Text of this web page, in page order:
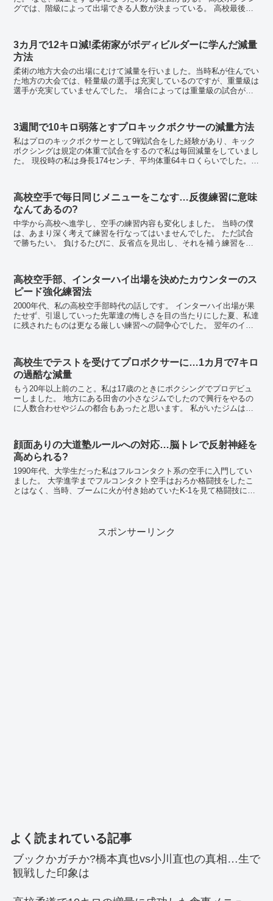
グでは、階級によって出場できる人数が決まっている。 高校最後の
3カ月で12キロ減!柔術家がボディビルダーに学んだ減量
方法
柔術の地方大会の出場にむけて減量を行いました。当時私が住んでい
た地方の大会では、軽量級の選手は充実しているのですが、重量級は
選手が充実していませんでした。 場合によっては重量級の試合が無
3週間で10キロ弱落とすプロキックボクサーの減量方法
私はプロのキックボクサーとして9戦試合をした経験があり、キック
ボクシングは規定の体重で試合をするので私は毎回減量をしていまし
た。 現役時の私は身長174センチ、平均体重64キロくらいでした。昔
高校空手で毎日同じメニューをこなす…反復練習に意味
なんてあるの?
中学から高校へ進学し、空手の練習内容も変化しました。 当時の僕
は、あまり深く考えて練習を行なってはいませんでした。 ただ試合
で勝ちたい。 負けるたびに、反省点を見出し、それを補う練習をす
高校空手部、インターハイ出場を決めたカウンターのス
ピード強化練習法
2000年代、私の高校空手部時代の話しです。 インターハイ出場が果
たせず、引退していった先輩達の悔しさを目の当たりにした夏、私達
に残されたものは更なる厳しい練習への闘争心でした。 翌年のイン
高校生でテストを受けてプロボクサーに…1カ月で7キロ
の過酷な減量
もう20年以上前のこと。私は17歳のときにボクシングでプロデビュ
ーしました。 地方にある田舎の小さなジムでしたので興行をやるの
に人数合わせやジムの都合もあったと思います。 私がいたジムは日
顔面ありの大道塾ルールへの対応…脳トレで反射神経を
高められる?
1990年代、大学生だった私はフルコンタクト系の空手に入門してい
ました。 大学進学までフルコンタクト空手はおろか格闘技をしたこ
とはなく、当時、ブームに火が付き始めていたK-1を見て格闘技に興
スポンサーリンク
よく読まれている記事
ブックかガチか?橋本真也vs小川直也の真相…生で
観戦した印象は